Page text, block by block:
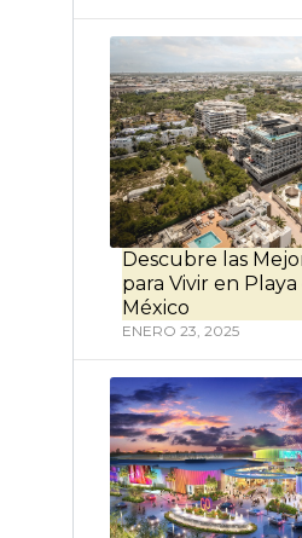
Descubre las
para Vivir en
México
ENERO 23, 2025